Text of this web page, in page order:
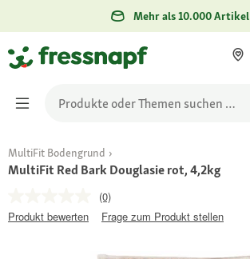
Mehr als 10.000 Artikel
MultiFit Bodengrund
MultiFit Red Bark Douglasie rot, 4,2kg
(0)
Produkt bewerten
Frage zum Produkt stellen